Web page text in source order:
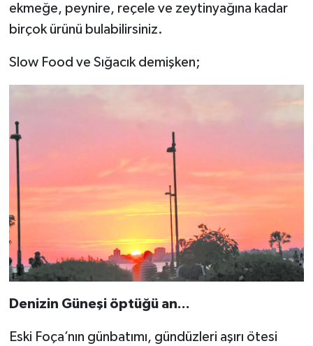
ekmeğe, peynire, reçele ve zeytinyağına kadar
birçok ürünü bulabilirsiniz.
Slow Food ve Sığacık demişken;
Denizin Güneşi öptüğü an...
Eski Foça’nın günbatımı, gündüzleri aşırı ötesi